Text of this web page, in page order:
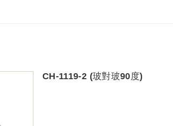
CH-1119-2 (玻對玻90度)